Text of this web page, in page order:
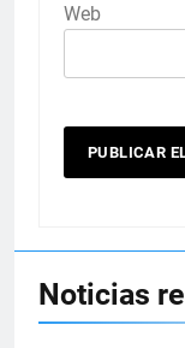
Web
Noticias